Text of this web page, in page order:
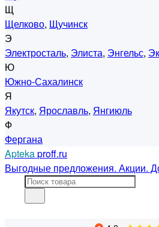
Щ
Щелково, Щучинск
Э
Электросталь, Элиста, Энгельс,
Ю
Южно-Сахалинск
Я
Якутск, Ярославль, Янгиюль
Ф
Фергана
Aptekaproff.ru
Выгодные предложения. Акции.